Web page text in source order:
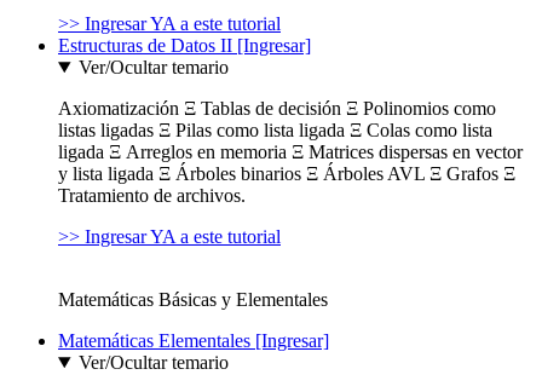
>> Ingresar YA a este tutorial
Estructuras de Datos II [Ingresar]
Ver/Ocultar temario
Axiomatización Ξ Tablas de decisión Ξ Polinomios como
listas ligadas Ξ Pilas como lista ligada Ξ Colas como lista
ligada Ξ Arreglos en memoria Ξ Matrices dispersas en vector
y lista ligada Ξ Árboles binarios Ξ Árboles AVL Ξ Grafos Ξ
Tratamiento de archivos.
>> Ingresar YA a este tutorial
Matemáticas Básicas y Elementales
Matemáticas Elementales [Ingresar]
Ver/Ocultar temario